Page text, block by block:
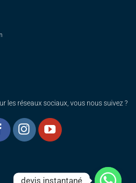
les réseaux sociaux, vous nous suivez ?
devis instantané